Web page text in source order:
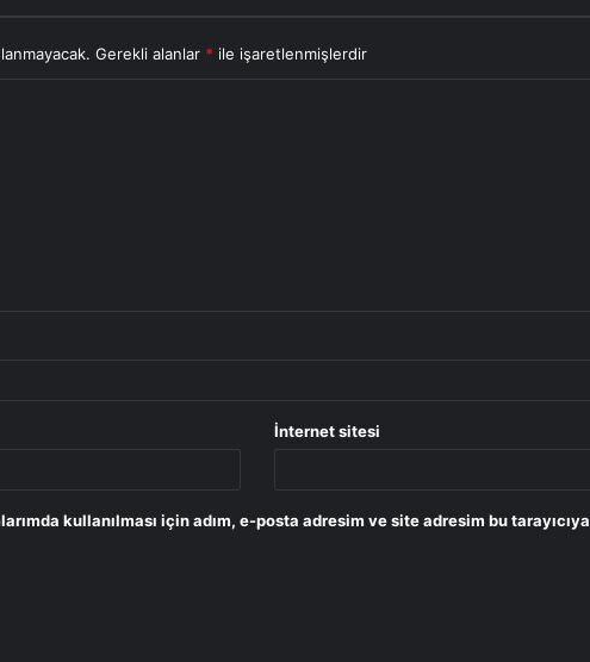
Gerekli alanlar * ile işaretlenmişlerdir
İnternet sitesi
kullanılması için adım, e-posta adresim ve site adresim bu tarayıcıya